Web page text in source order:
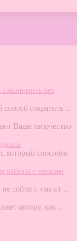
без
сократить ...
Ваше творчество
который способен
работы с мелким
сойти с ума от ...
автору, как ...